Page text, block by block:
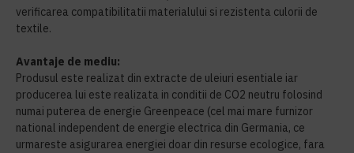
verificarea compatibilitatii materialului si rezistenta culorii de
textile.
Avantaje de mediu:
Produsul este realizat din extracte de uleiuri esentiale iar
producerea lui este realizata in conditii de CO2 neutru folosind
numai puterea de energie Greenpeace (cel mai mare furnizor
national independent de energie electrica din Germania, ce
urmareste asigurarea energiei doar din resurse ecologice, fara